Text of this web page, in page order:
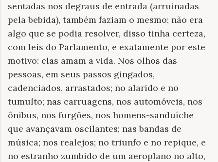
sentadas nos degraus de entrada (arruinadas
pela bebida), também faziam o mesmo; não era
algo que se podia resolver, disso tinha certeza,
com leis do Parlamento, e exatamente por este
motivo: elas amam a vida. Nos olhos das
pessoas, em seus passos gingados,
cadenciados, arrastados; no alarido e no
tumulto; nas carruagens, nos automóveis, nos
ônibus, nos furgões, nos homens-sanduíche
que avançavam oscilantes; nas bandas de
música; nos realejos; no triunfo e no repique, e
no estranho zumbido de um aeroplano no alto,